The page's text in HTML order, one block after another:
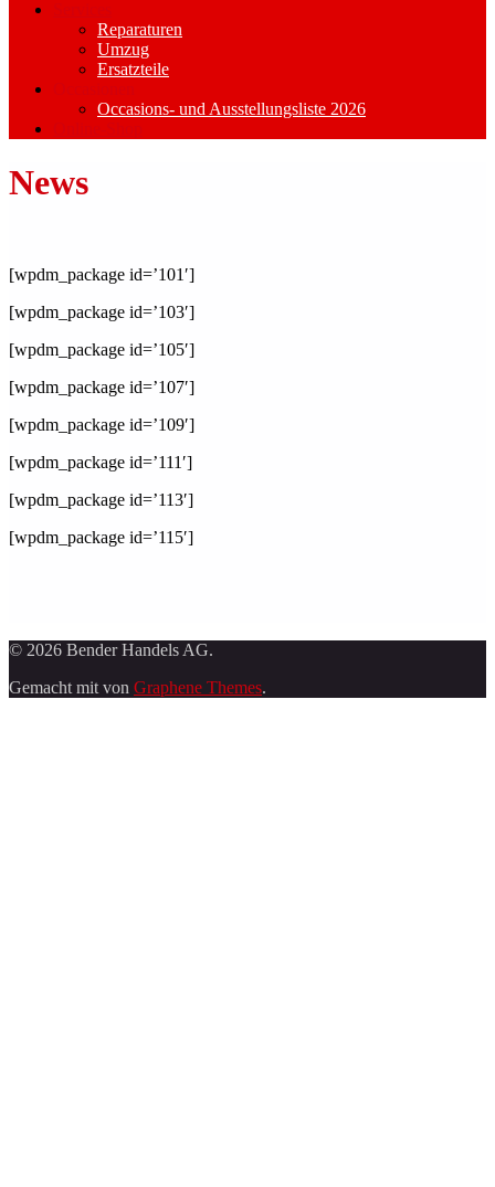
Reparaturen
Umzug
Ersatzteile
Occasions- und Ausstellungsliste 2026
News
[wpdm_package id=’101′]
[wpdm_package id=’103′]
[wpdm_package id=’105′]
[wpdm_package id=’107′]
[wpdm_package id=’109′]
[wpdm_package id=’111′]
[wpdm_package id=’113′]
[wpdm_package id=’115′]
© 2026 Bender Handels AG.
Gemacht mit von Graphene Themes.